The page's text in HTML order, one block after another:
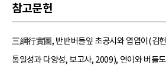
참고문헌
三綱行實圖, 반반버들잎 초공시와 엽엽이(김
통일성과 다양성, 보고사, 2009), 연이와 버들